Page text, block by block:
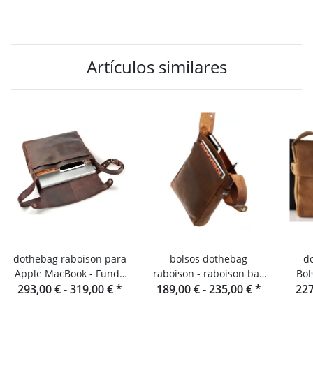
Artículos similares
dothebag raboison para
Apple MacBook - Funda
para portátil de cuero
293,00 € -319,00 €*
bolsos dothebag
raboison - raboison bag
upend formato vertical
189,00 € -235,00 €*